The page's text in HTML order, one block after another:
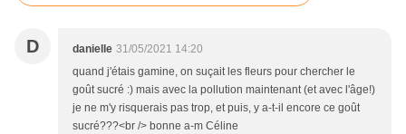
D danielle 31/05/2021 14:20
quand j'étais gamine, on suçait les fleurs pour chercher le
goût sucré :) mais avec la pollution maintenant (et avec l'âge!)
je ne m'y risquerais pas trop, et puis, y a-t-il encore ce goût
sucré???<br /> bonne a-m Céline